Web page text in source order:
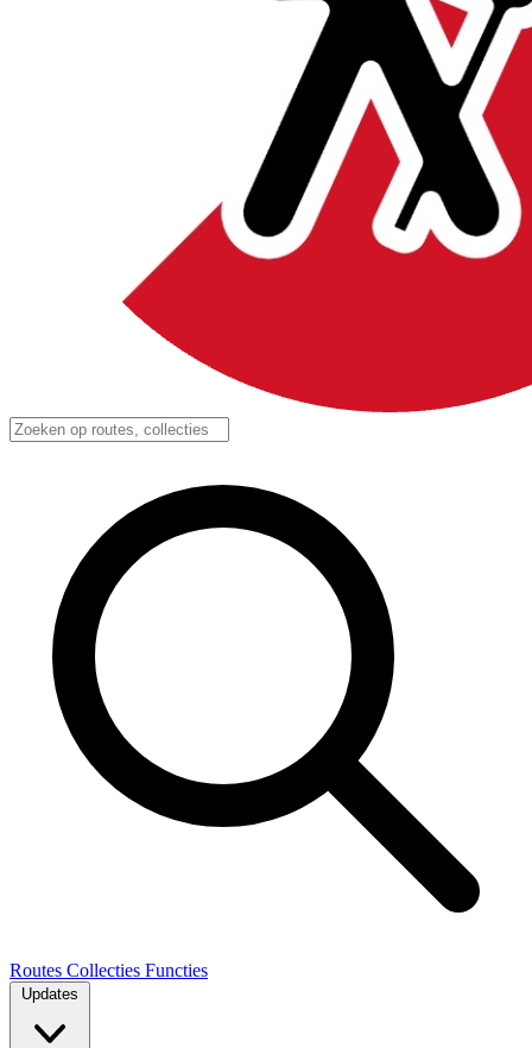
Routes Collecties Functies
Updates